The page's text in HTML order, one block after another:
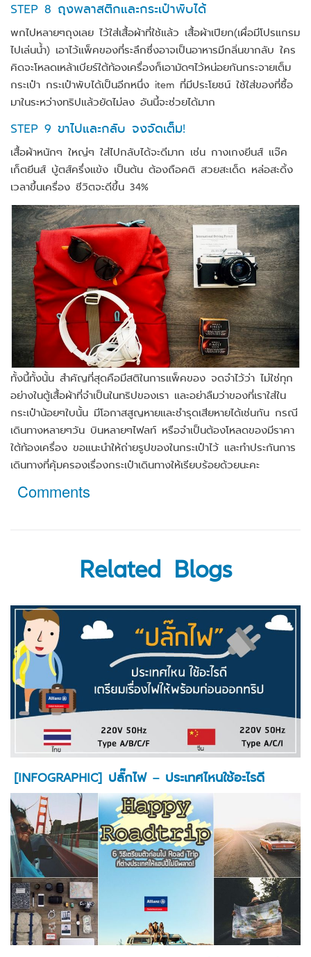
STEP 8 ถุงพลาสติกและกระเป๋าพับได้
พกไปหลายๆถุงเลย ไว้ใส่เสื้อผ้าที่ใช้แล้ว เสื้อผ้าเปียก(เผื่อมีโปรแกรม
ไปเล่นน้ำ) เอาไว้แพ็คของที่ระลึกซึ่งอาจเป็นอาหารมีกลิ่นขากลับ ใคร
คิดจะโหลดเหล้าเบียร์ใต้ท้องเครื่องก็เอามัดๆไว้หน่อยกันกระจายเต็ม
กระเป๋า กระเป๋าพับได้เป็นอีกหนึ่ง item ที่มีประโยชน์ ใช้ใส่ของที่ซื้อ
มาในระหว่างทริปแล้วยัดไม่ลง อันนี้จะช่วยได้มาก
STEP 9 ขาไปและกลับ จงจัดเต็ม!
เสื้อผ้าหนักๆ ใหญ่ๆ ใส่ไปกลับได้จะดีมาก เช่น กางเกงยีนส์ แจ๊ค
เก็ตยีนส์ บู้ตส์ครึ่งแข้ง เป็นต้น ต้องถือคติ สวยสะเด็ด หล่อสะดิ้ง
เวลาขึ้นเครื่อง ชีวิตจะดีขึ้น 34%
ทั้งนี้ทั้งนั้น สำคัญที่สุดคือมีสติในการแพ็คของ จดจำไว้ว่า ไม่ใช่ทุก
อย่างในตู้เสื้อผ้าที่จำเป็นในทริปของเรา และอย่าลืมว่าของที่เราใส่ใน
กระเป๋าน้อยๆใบนั้น มีโอกาสสูญหายและชำรุดเสียหายได้เช่นกัน กรณี
เดินทางหลายๆวัน บินหลายๆไฟลท์ หรือจำเป็นต้องโหลดของมีราคา
ใต้ท้องเครื่อง ขอแนะนำให้ถ่ายรูปของในกระเป๋าไว้ และทำประกันการ
เดินทางที่คุ้มครองเรื่องกระเป๋าเดินทางให้เรียบร้อยด้วยนะคะ
Comments
Related Blogs
[INFOGRAPHIC] ปลั๊กไฟ – ประเทศไหนใช้อะไรดี